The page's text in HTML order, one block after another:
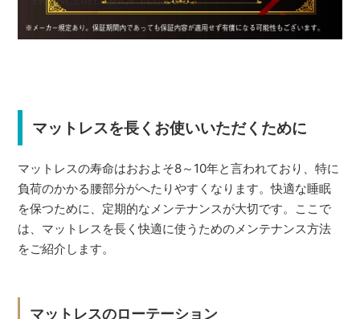
マットレスを長くお使いいただくために
マットレスの寿命はおおよそ8～10年と言われており、特に
負荷のかかる腰部分がへたりやすくなります。快適な睡眠
を保つために、定期的なメンテナンスが大切です。ここで
は、マットレスを長く快適に使うためのメンテナンス方法
をご紹介します。
マットレスのローテーション